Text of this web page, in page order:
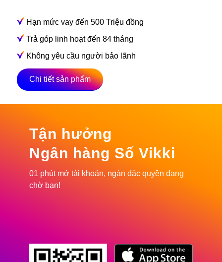
Hạn mức vay đến 500 Triệu đồng
Trả góp linh hoạt đến 84 tháng
Không yêu cầu người bảo lãnh
Chi tiết sản phẩm
Tận hưởng
Ngân hàng Số Vikki
01 phút mở tài khoản, ngàn đặc quyền đang
chờ bạn!